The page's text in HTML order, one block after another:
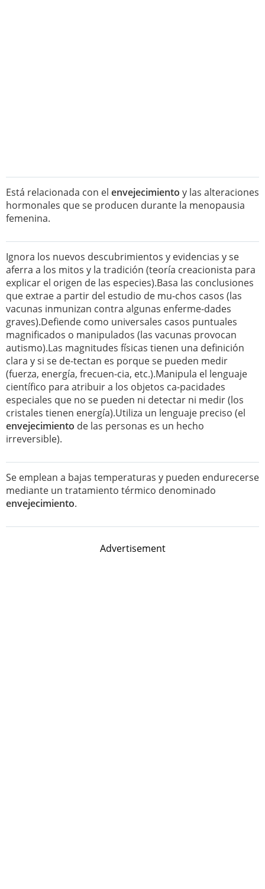
Está relacionada con el envejecimiento y las alteraciones
hormonales que se producen durante la menopausia
femenina.
Ignora los nuevos descubrimientos y evidencias y se
aferra a los mitos y la tradición (teoría creacionista para
explicar el origen de las especies).Basa las conclusiones
que extrae a partir del estudio de mu-chos casos (las
vacunas inmunizan contra algunas enferme-dades
graves).Defiende como universales casos puntuales
magnificados o manipulados (las vacunas provocan
autismo).Las magnitudes físicas tienen una definición
clara y si se de-tectan es porque se pueden medir
(fuerza, energía, frecuen-cia, etc.).Manipula el lenguaje
científico para atribuir a los objetos ca-pacidades
especiales que no se pueden ni detectar ni medir (los
cristales tienen energía).Utiliza un lenguaje preciso (el
envejecimiento de las personas es un hecho
irreversible).
Se emplean a bajas temperaturas y pueden endurecerse
mediante un tratamiento térmico denominado
envejecimiento.
Advertisement